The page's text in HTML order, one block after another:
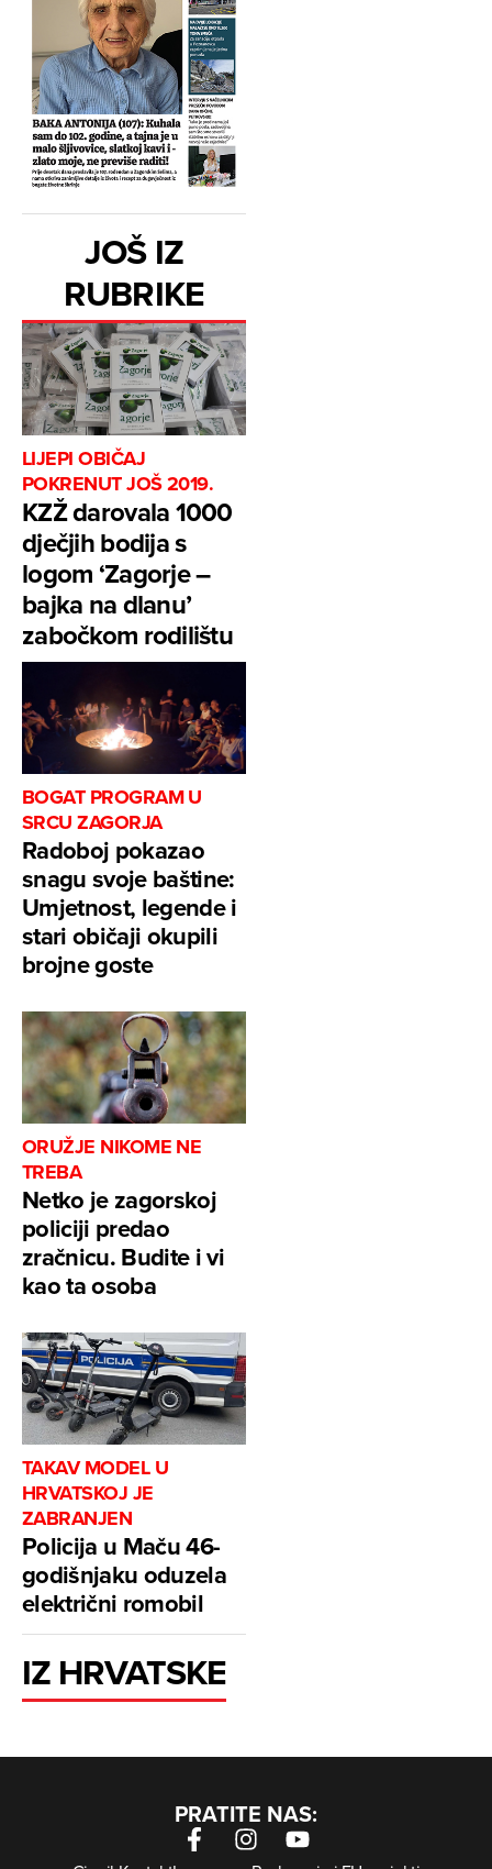
JOŠ IZ
RUBRIKE
LIJEPI OBIČAJ
POKRENUT JOŠ 2019.
KZŽ darovala 1000
dječjih bodija s
logom ‘Zagorje –
bajka na dlanu’
zabočkom rodilištu
BOGAT PROGRAM U
SRCU ZAGORJA
Radoboj pokazao
snagu svoje baštine:
Umjetnost, legende i
stari običaji okupili
brojne goste
ORUŽJE NIKOME NE
TREBA
Netko je zagorskoj
policiji predao
zračnicu. Budite i vi
kao ta osoba
TAKAV MODEL U
HRVATSKOJ JE
ZABRANJEN
Policija u Maču 46-
godišnjaku oduzela
električni romobil
IZ HRVATSKE
PRATITE NAS: